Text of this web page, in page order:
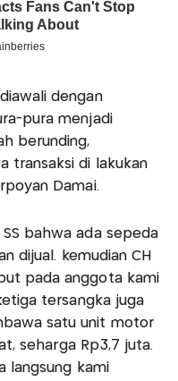
dengan
pura menjadi
berunding,
transaksi di lakukan
Damai.
bahwa ada sepeda
dijual. kemudian CH
pada anggota kami
tersangka juga
satu unit motor
seharga Rp3,7 juta.
langsung kami